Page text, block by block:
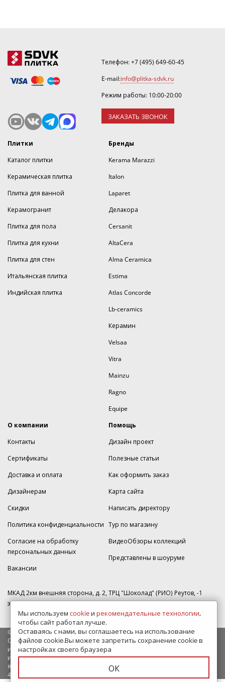
Телефон:+7 (495) 649-60-45
E-mail:info@plitka-sdvk.ru
Режим работы: 10:00-20:00
ЗАКАЗАТЬ ЗВОНОК
Плитки
Каталог плитки
Керамическая плитка
Плитка для ванной
Керамогранит
Плитка для пола
Плитка для кухни
Плитка для стен
Итальянская плитка
Индийская плитка
Бренды
Kerama Marazzi
Italon
Laparet
Делакора
Cersanit
AltaCera
Alma Ceramica
Estima
Atlas Concorde
Lb-ceramics
Керамин
Velsaa
Vitra
Mainzu
Ragno
Equipe
О компании
Контакты
Сертификаты
Доставка и оплата
Дизайнерам
Скидки
Политика конфиденциальности
Согласие на обработку
персональных данных
Вакансии
Помощь
Дизайн проект
Полезные статьи
Как оформить заказ
Карта сайта
Написать директору
Тур по магазину
ВидеоОбзоры коллекций
Представлены в шоуруме
МКАД 2км внешняя сторона, д. 2, ТРЦ "Шоколад" (РИО) Реутов, -1
этаж, магазин Плитка-SDVK.
© 2009—2026 г. Все права защищены
Обращаем Ваше внимание на то, что данный интернет-сайт носит
исключительно информационный характер и ни при каких условиях
информационные материалы и цены, размещенные на сайте, не
являются публичной офертой, определяемой положениями Статьи
437 Гражданского кодекса РФ.
Мы используем cookieи рекомендательные технологии,
чтобы сайт работал лучше.
Оставаясь с нами, вы соглашаетесь на использование
файлов cookie.Вы можете запретить сохранение cookie в
настройках своего браузера
ОК